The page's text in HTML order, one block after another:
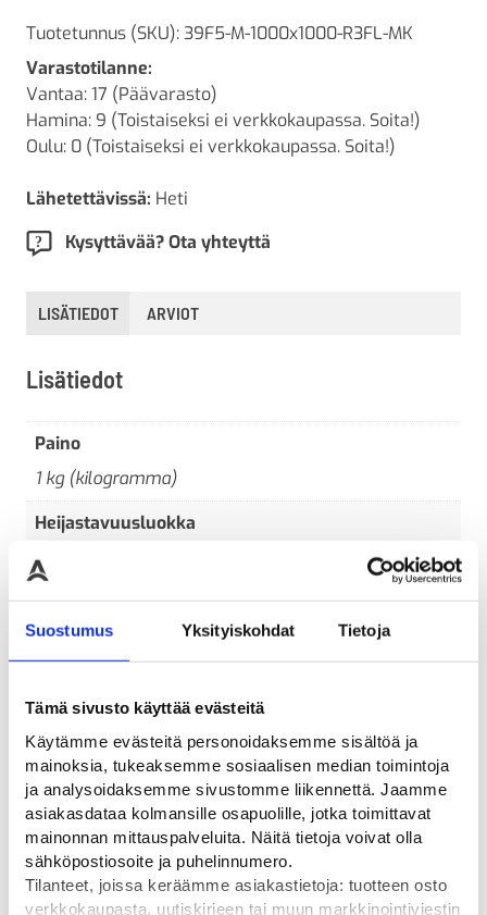
Suostumus Yksityiskohdat Tietoja
Tämä sivusto käyttää evästeitä
Käytämme evästeitä personoidaksemme sisältöä ja
mainoksia, tukeaksemme sosiaalisen median toimintoja
ja analysoidaksemme sivustomme liikennettä. Jaamme
asiakasdataa kolmansille osapuolille, jotka toimittavat
mainonnan mittauspalveluita. Näitä tietoja voivat olla
sähköpostiosoite ja puhelinnumero.
Tilanteet, joissa keräämme asiakastietoja: tuotteen osto
verkkokaupasta, uutiskirjeen tai muun markkinointiviestin
Tuotetunnus (SKU):39F5-M-1000x1000-R3FL-MK
Varastotilanne:
Vantaa: 17 (Päävarasto)
Hamina: 9 (Toistaiseksi ei verkkokaupassa. Soita!)
Oulu: 0 (Toistaiseksi ei verkkokaupassa. Soita!)
Lähetettävissä: Heti
Kysyttävää? Ota yhteyttä
LISÄTIEDOT ARVIOT
Lisätiedot
Paino
1 kg (kilogramma)
Heijastavuusluokka
R3FL
Koko
Normaali
Muovi
Tutustu myös